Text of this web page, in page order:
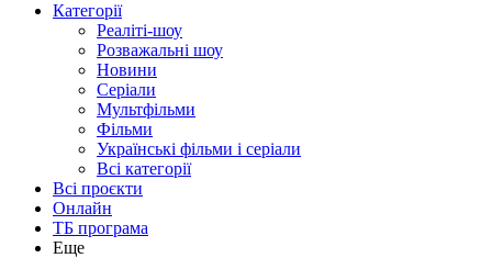
Категорії
Реаліті-шоу
Розважальні шоу
Новини
Серіали
Мультфільми
Фільми
Українські фільми і серіали
Всі категорії
Всі проєкти
Онлайн
ТБ програма
Еще